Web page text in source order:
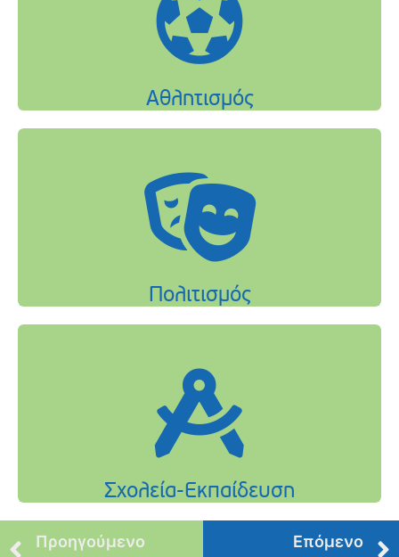
Προηγούμενο Επόμενο